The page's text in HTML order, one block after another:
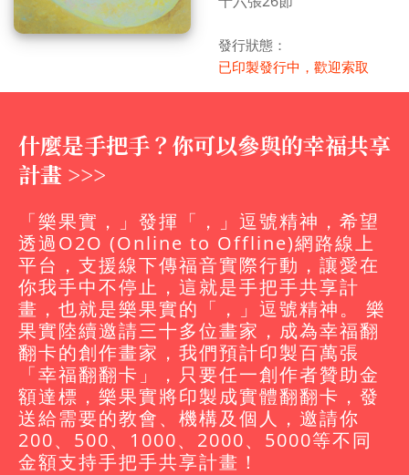
發行狀態：
已印製發行中，歡迎索取
什麼是手把手？你可以參與的幸福共享
計畫 >>>
「樂果實，」發揮「，」逗號精神，希望
透過O2O (Online to Offline)網路線上
平台，支援線下傳福音實際行動，讓愛在
你我手中不停止，這就是手把手共享計
畫，也就是樂果實的「，」逗號精神。 樂
果實陸續邀請三十多位畫家，成為幸福翻
翻卡的創作畫家，我們預計印製百萬張
「幸福翻翻卡」，只要任一創作者贊助金
額達標，樂果實將印製成實體翻翻卡，發
送給需要的教會、機構及個人，邀請你
200、500、1000、2000、5000等不同
金額支持手把手共享計畫！